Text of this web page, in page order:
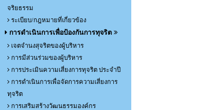
จริยธรรม
ระเบียบ/กฎหมายที่เกี่ยวข้อง
การดำเนินการเพื่อป้องกันการทุจริต
เจตจำนงสุจริตของผู้บริหาร
การมีส่วนร่วมของผู้บริหาร
การประเมินความเสี่ยงการทุจริต ประจำปี
การดำเนินการเพื่อจัดการความเสี่ยงการ
ทุจริต
การเสริมสร้างวัฒนธรรมองค์กร